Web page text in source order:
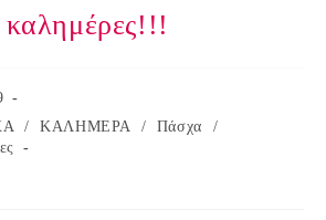
/ ΚΑΛΗΜΕΡΑ / Πάσχα
/